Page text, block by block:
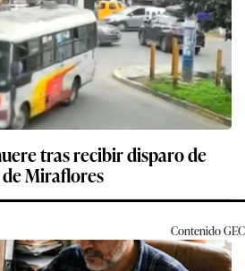
tras recibir disparo de
de Miraflores
ContenidoGEC